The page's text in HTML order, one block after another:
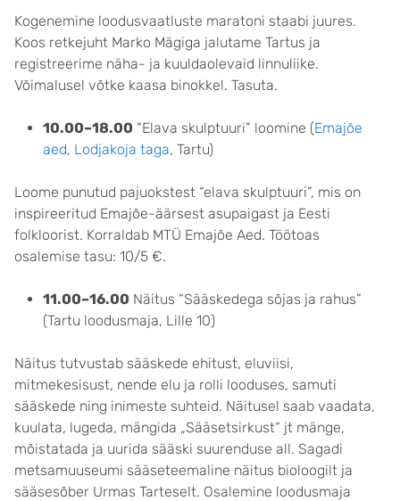
Kogenemine loodusvaatluste maratoni staabi juures.
Koos retkejuht Marko Mägiga jalutame Tartus ja
registreerime näha- ja kuuldaolevaid linnuliike.
Võimalusel võtke kaasa binokkel. Tasuta.
10.00–18.00 “Elava skulptuuri” loomine (Emajõe
aed, Lodjakoja taga, Tartu)
Loome punutud pajuokstest “elava skulptuuri”, mis on
inspireeritud Emajõe-äärsest asupaigast ja Eesti
folkloorist. Korraldab MTÜ Emajõe Aed. Töötoas
osalemise tasu: 10/5 €.
11.00–16.00 Näitus “Sääskedega sõjas ja rahus”
(Tartu loodusmaja, Lille 10)
Näitus tutvustab sääskede ehitust, eluviisi,
mitmekesisust, nende elu ja rolli looduses, samuti
sääskede ning inimeste suhteid. Näitusel saab vaadata,
kuulata, lugeda, mängida „Sääsetsirkust“ jt mänge,
mõistatada ja uurida sääski suurenduse all. Sagadi
metsamuuseumi sääseteemaline näitus bioloogilt ja
sääsesõber Urmas Tarteselt. Osalemine loodusmaja